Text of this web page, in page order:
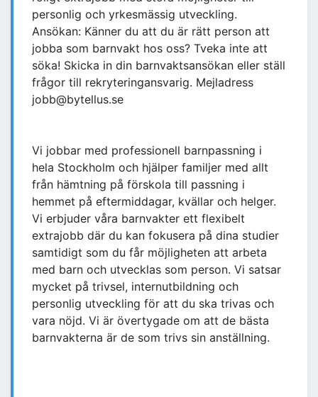
personlig och yrkesmässig utveckling.
Ansökan: Känner du att du är rätt person att
jobba som barnvakt hos oss? Tveka inte att
söka! Skicka in din barnvaktsansökan eller ställ
frågor till rekryteringansvarig. Mejladress
jobb@bytellus.se
Vi jobbar med professionell barnpassning i
hela Stockholm och hjälper familjer med allt
från hämtning på förskola till passning i
hemmet på eftermiddagar, kvällar och helger.
Vi erbjuder våra barnvakter ett flexibelt
extrajobb där du kan fokusera på dina studier
samtidigt som du får möjligheten att arbeta
med barn och utvecklas som person. Vi satsar
mycket på trivsel, internutbildning och
personlig utveckling för att du ska trivas och
vara nöjd. Vi är övertygade om att de bästa
barnvakterna är de som trivs sin anställning.